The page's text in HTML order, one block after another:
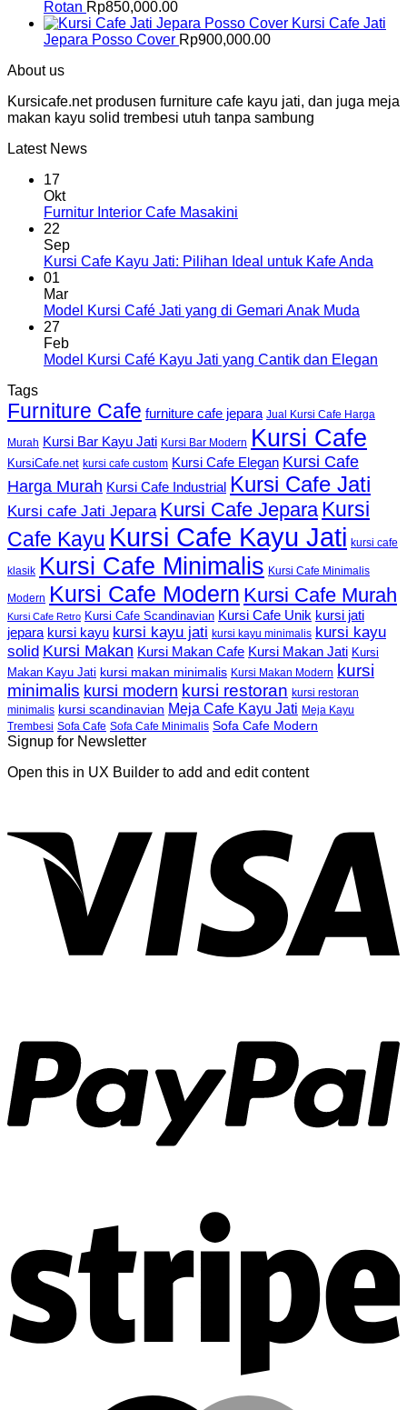
Rotan Rp850,000.00
Kursi Cafe Jati
Jepara Posso Cover Rp900,000.00
About us
Kursicafe.net produsen furniture cafe kayu jati, dan juga meja
makan kayu solid trembesi utuh tanpa sambung
Latest News
17
Okt
Furnitur Interior Cafe Masakini
22
Sep
Kursi Cafe Kayu Jati: Pilihan Ideal untuk Kafe Anda
01
Mar
Model Kursi Café Jati yang di Gemari Anak Muda
27
Feb
Model Kursi Café Kayu Jati yang Cantik dan Elegan
Tags
Furniture Cafe furniture cafe jepara Jual Kursi Cafe Harga
Murah Kursi Bar Kayu Jati Kursi Bar Modern Kursi Cafe
KursiCafe.net kursi cafe custom Kursi Cafe Elegan Kursi Cafe
Harga Murah Kursi Cafe Industrial Kursi Cafe Jati
Kursi cafe Jati Jepara Kursi Cafe Jepara Kursi
Cafe Kayu Kursi Cafe Kayu Jati kursi cafe
klasik Kursi Cafe Minimalis Kursi Cafe Minimalis
Modern Kursi Cafe Modern Kursi Cafe Murah
Kursi Cafe Retro Kursi Cafe Scandinavian Kursi Cafe Unik kursi jati
jepara kursi kayu kursi kayu jati kursi kayu minimalis kursi kayu
solid Kursi Makan Kursi Makan Cafe Kursi Makan Jati Kursi
Makan Kayu Jati kursi makan minimalis Kursi Makan Modern kursi
minimalis kursi modern kursi restoran kursi restoran
minimalis kursi scandinavian Meja Cafe Kayu Jati Meja Kayu
Trembesi Sofa Cafe Sofa Cafe Minimalis Sofa Cafe Modern
Signup for Newsletter
Open this in UX Builder to add and edit content